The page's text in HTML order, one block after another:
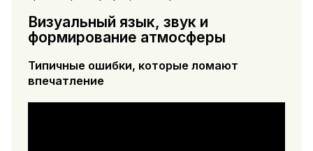
Визуальный язык, звук и
формирование атмосферы
Типичные ошибки, которые ломают
впечатление